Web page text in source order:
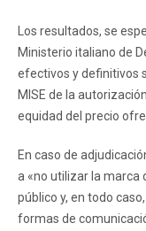
Los resultados, se
Ministerio italiano de
efectivos y definitivos
MISE de la
equidad del precio
En caso de
a «no utilizar la marca
público y, en todo
formas de